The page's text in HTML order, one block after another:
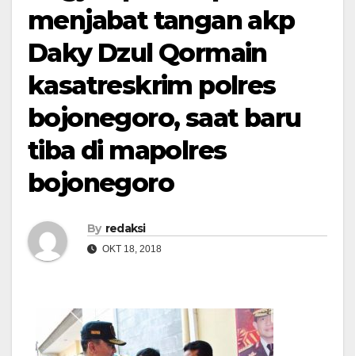
menjabat tangan akp
Daky Dzul Qormain
kasatreskrim polres
bojonegoro, saat baru
tiba di mapolres
bojonegoro
By redaksi
OKT 18, 2018